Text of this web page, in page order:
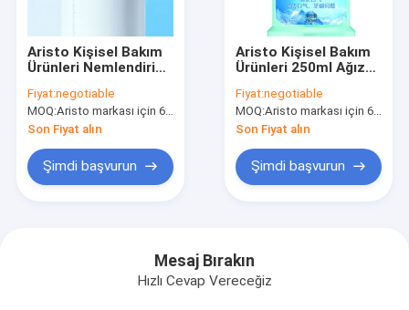
Aristo Kişisel Bakım
Ürünleri Nemlendirici
Koruyucu Sprey
150ml
Fiyat:negotiable
MOQ:Aristo markası için 6000 adet, müşteri markası için 15000 adet
Son Fiyat alın
Şimdi başvurun
Aristo Kişisel Bakım
Ürünleri 250ml Ağız
Kokular İçin Gargara
Fiyat:negotiable
MOQ:Aristo markası için 6000 adet, müşteri markası için 15000 adet
Son Fiyat alın
Şimdi başvurun
Mesaj Bırakın
Hızlı Cevap Vereceğiz